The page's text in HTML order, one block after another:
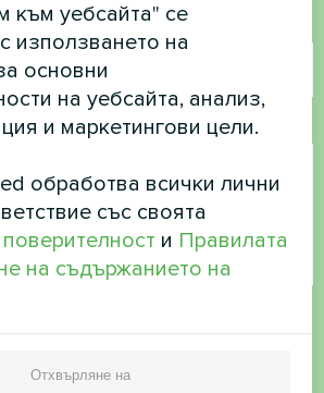
към уебсайта" се
използването на
основни
на уебсайта, анализ,
и маркетингови цели.
обработва всички лични
със своята
и Правилата
на съдържанието на
Отхвърляне на